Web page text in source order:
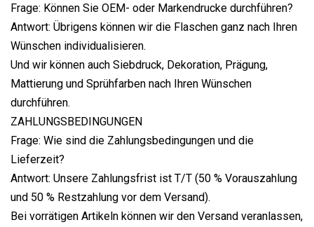
Frage: Können Sie OEM- oder Markendrucke durchführen?
Antwort: Übrigens können wir die Flaschen ganz nach Ihren
Wünschen individualisieren.
Und wir können auch Siebdruck, Dekoration, Prägung,
Mattierung und Sprühfarben nach Ihren Wünschen
durchführen.
ZAHLUNGSBEDINGUNGEN
Frage: Wie sind die Zahlungsbedingungen und die
Lieferzeit?
Antwort: Unsere Zahlungsfrist ist T/T (50 % Vorauszahlung
und 50 % Restzahlung vor dem Versand).
Bei vorrätigen Artikeln können wir den Versand veranlassen,